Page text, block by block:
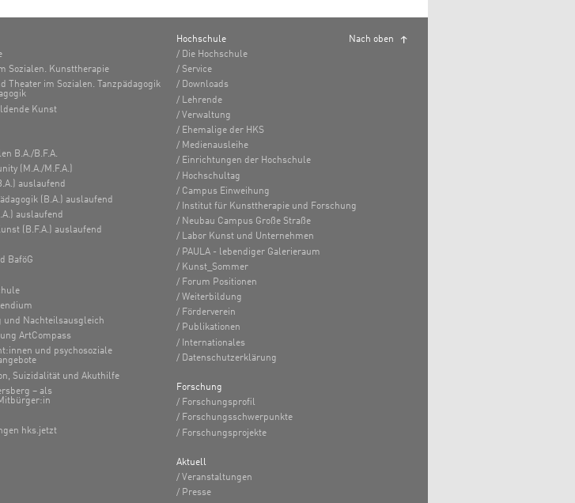
Sozialen. Kunsttherapie
Theater im Sozialen. Tanzpädagogik
Kunst
B.A./B.F.A.
(M.A./M.F.A.)
auslaufend
(B.A.) auslaufend
auslaufend
(B.F.A.) auslaufend
BaföG
und Nachteilsausgleich
ArtCompass
und psychosoziale
Suizidalität und Akuthilfe
– als
hks.jetzt
Hochschule
Die Hochschule
Service
Downloads
Lehrende
Verwaltung
Ehemalige der HKS
Medienausleihe
Einrichtungen der Hochschule
Hochschultag
Campus Einweihung
Institut für Kunsttherapie und Forschung
Neubau Campus Große Straße
Labor Kunst und Unternehmen
PAULA - lebendiger Galerieraum
Kunst_Sommer
Forum Positionen
Weiterbildung
Förderverein
Publikationen
Internationales
Datenschutzerklärung
Forschung
Forschungsprofil
Forschungsschwerpunkte
Forschungsprojekte
Aktuell
Veranstaltungen
Presse
Nach oben